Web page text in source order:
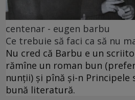
centenar - eugen barbu
Ce trebuie să faci ca să nu
Nu cred că Barbu e un
rămîne un roman bun
nunții) și pînă și-n
bună literatură.